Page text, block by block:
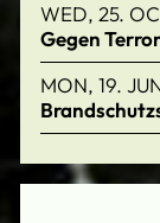
WED, 25.
Gegen
MON, 19.